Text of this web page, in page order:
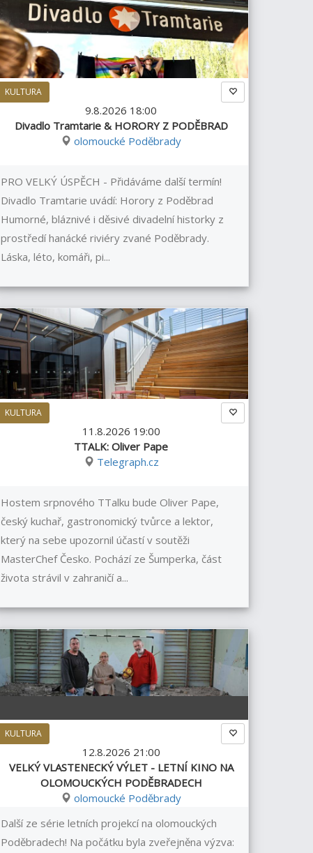
KULTURA
9.8.2026 18:00
Divadlo Tramtarie & HORORY Z PODĚBRAD
olomoucké Poděbrady
PRO VELKÝ ÚSPĚCH - Přidáváme další termín!
Divadlo Tramtarie uvádí: Horory z Poděbrad
Humorné, bláznivé i děsivé divadelní historky z
prostředí hanácké riviéry zvané Poděbrady.
Láska, léto, komáři, pi...
KULTURA
11.8.2026 19:00
TTALK: Oliver Pape
Telegraph.cz
Hostem srpnového TTalku bude Oliver Pape,
český kuchař, gastronomický tvůrce a lektor,
který na sebe upozornil účastí v soutěži
MasterChef Česko. Pochází ze Šumperka, část
života strávil v zahraničí a...
KULTURA
12.8.2026 21:00
VELKÝ VLASTENECKÝ VÝLET - LETNÍ KINO NA
OLOMOUCKÝCH PODĚBRADECH
olomoucké Poděbrady
Další ze série letních projekcí na olomouckých
Poděbradech! Na počátku byla zveřejněna výzva: